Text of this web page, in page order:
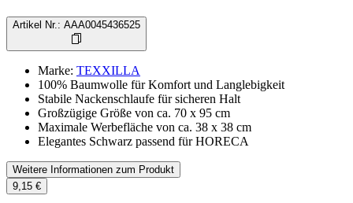
Artikel Nr. : AAA0045436525
Marke: TEXXILLA
100% Baumwolle für Komfort und Langlebigkeit
Stabile Nackenschlaufe für sicheren Halt
Großzügige Größe von ca. 70 x 95 cm
Maximale Werbefläche von ca. 38 x 38 cm
Elegantes Schwarz passend für HORECA
Weitere Informationen zum Produkt
9,15 €